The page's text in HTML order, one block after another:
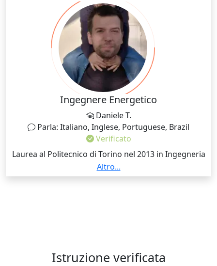
universitario. Non esitate a contattarmi. Svolgimento
delle lezioni in modalità blended con ausilio di
lavagna interattiva in condivisione durante la lezione.
Ingegnere Energetico
Daniele T.
Parla: Italiano, Inglese, Portuguese, Brazil
Verificato
Laurea al Politecnico di Torino nel 2013 in Ingegneria
Energetica e Nucleare Esperto in Termodinamica,
fonti rinnovabili e matematica Parallelamente al mio
Altro...
Istruzione verificata